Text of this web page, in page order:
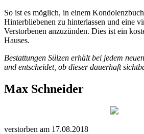
So ist es möglich, in einem
Hinterbliebenen zu hinterlassen und eine
Verstorbenen anzuzünden. Dies ist ein
Hauses.
Bestattungen Sülzen erhält bei jedem
und entscheidet, ob dieser dauerhaft
Max Schneider
verstorben am 17.08.2018